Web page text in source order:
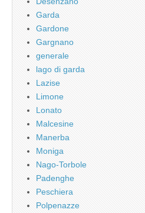
Garda
Gardone
Gargnano
generale
lago di garda
Lazise
Limone
Lonato
Malcesine
Manerba
Moniga
Nago-Torbole
Padenghe
Peschiera
Polpenazze